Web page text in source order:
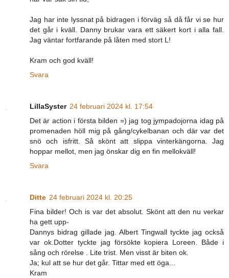
Jag har inte lyssnat på bidragen i förväg så då får vi se hur
det går i kväll. Danny brukar vara ett säkert kort i alla fall.
Jag väntar fortfarande på låten med stort L!
Kram och god kväll!
Svara
LillaSyster 24 februari 2024 kl. 17:54
Det är action i första bilden =) jag tog jympadojorna idag på
promenaden höll mig på gång/cykelbanan och där var det
snö och isfritt. Så skönt att slippa vinterkängorna. Jag
hoppar mellot, men jag önskar dig en fin mellokväll!
Svara
Ditte 24 februari 2024 kl. 20:25
Fina bilder! Och is var det absolut. Skönt att den nu verkar
ha gett upp-
Dannys bidrag gillade jag. Albert Tingwall tyckte jag också
var ok.Dotter tyckte jag försökte kopiera Loreen. Både i
sång och rörelse . Lite trist. Men visst är biten ok.
Ja; kul att se hur det går. Tittar med ett öga...
Kram